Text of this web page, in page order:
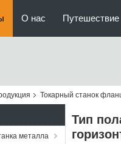
О нас
Токарный станок
металла
Тип